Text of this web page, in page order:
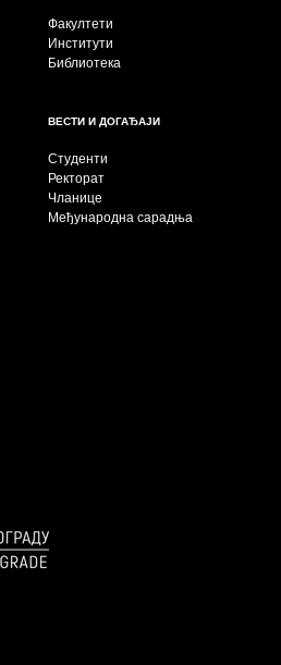
Факултети
Институти
Библиотека
ВЕСТИ И ДОГАЂАЈИ
Студенти
Ректорат
Чланице
Међународна сарадња